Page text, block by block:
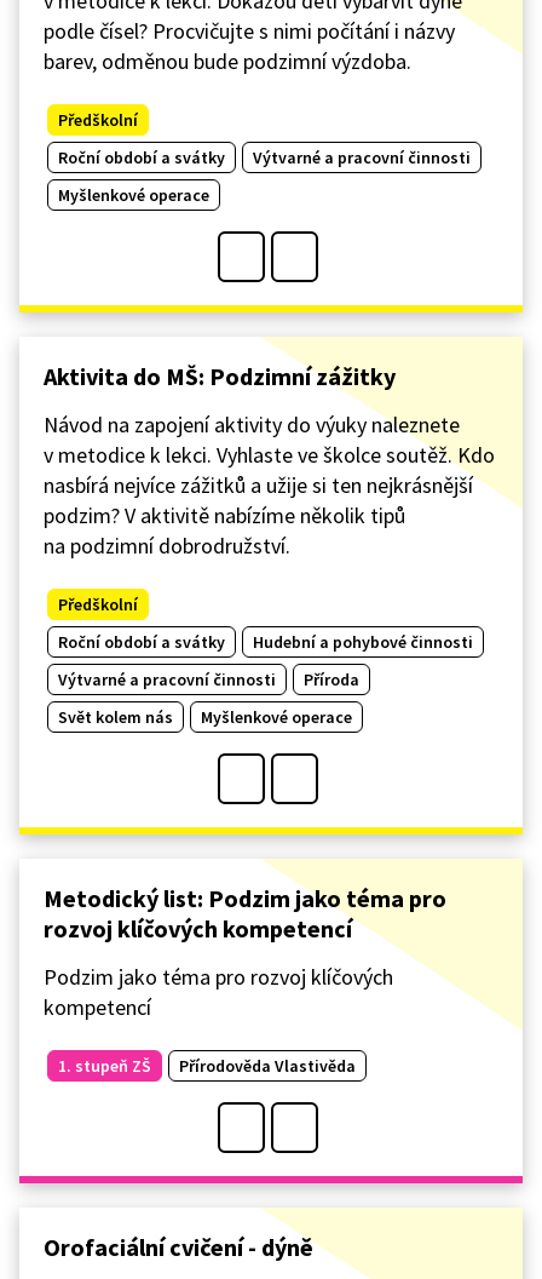
podle čísel? Procvičujte s nimi počítání i názvy
barev, odměnou bude podzimní výzdoba.
Předškolní
Roční období a svátky
Výtvarné a pracovní činnosti
Myšlenkové operace
Aktivita do MŠ: Podzimní zážitky
Návod na zapojení aktivity do výuky naleznete
v metodice k lekci. Vyhlaste ve školce soutěž. Kdo
nasbírá nejvíce zážitků a užije si ten nejkrásnější
podzim? V aktivitě nabízíme několik tipů
na podzimní dobrodružství.
Předškolní
Roční období a svátky
Hudební a pohybové činnosti
Výtvarné a pracovní činnosti
Příroda
Svět kolem nás
Myšlenkové operace
Metodický list: Podzim jako téma pro
rozvoj klíčových kompetencí
Podzim jako téma pro rozvoj klíčových
kompetencí
1. stupeň ZŠ Přírodověda Vlastivěda
Orofaciální cvičení - dýně